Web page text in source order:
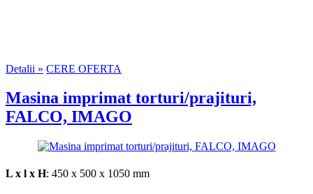
Detalii » CERE OFERTA
Masina imprimat torturi/prajituri,
FALCO, IMAGO
L x l x H: 450 x 500 x 1050 mm